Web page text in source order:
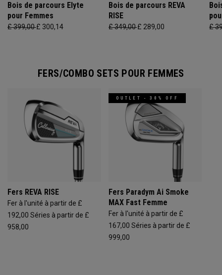
Bois de parcours Elyte
pour Femmes
£ 399,00£ 300,14
Bois de parcours REVA
RISE
£ 349,00£ 289,00 £
FERS/COMBO SETS POUR FEMMES
Fers REVA RISE
Fer à l'unité à partir de £
192,00 Séries à partir de £
958,00
OUTLET - 30% OFF
Fers Paradym Ai Smoke
MAX Fast Femme
Fer à l'unité à partir de £
167,00 Séries à partir de £
999,00